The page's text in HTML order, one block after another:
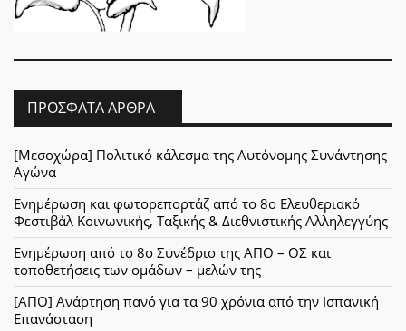
ΠΡΌΣΦΑΤΑ ΆΡΘΡΑ
[Μεσοχώρα] Πολιτικό κάλεσμα της Αυτόνομης Συνάντησης
Αγώνα
Ενημέρωση και φωτορεπορτάζ από το 8ο Ελευθεριακό
Φεστιβάλ Κοινωνικής, Ταξικής & Διεθνιστικής Αλληλεγγύης
Ενημέρωση από το 8ο Συνέδριο της ΑΠΟ – ΟΣ και
τοποθετήσεις των ομάδων – μελών της
[ΑΠΟ] Ανάρτηση πανό για τα 90 χρόνια από την Ισπανική
Επανάσταση